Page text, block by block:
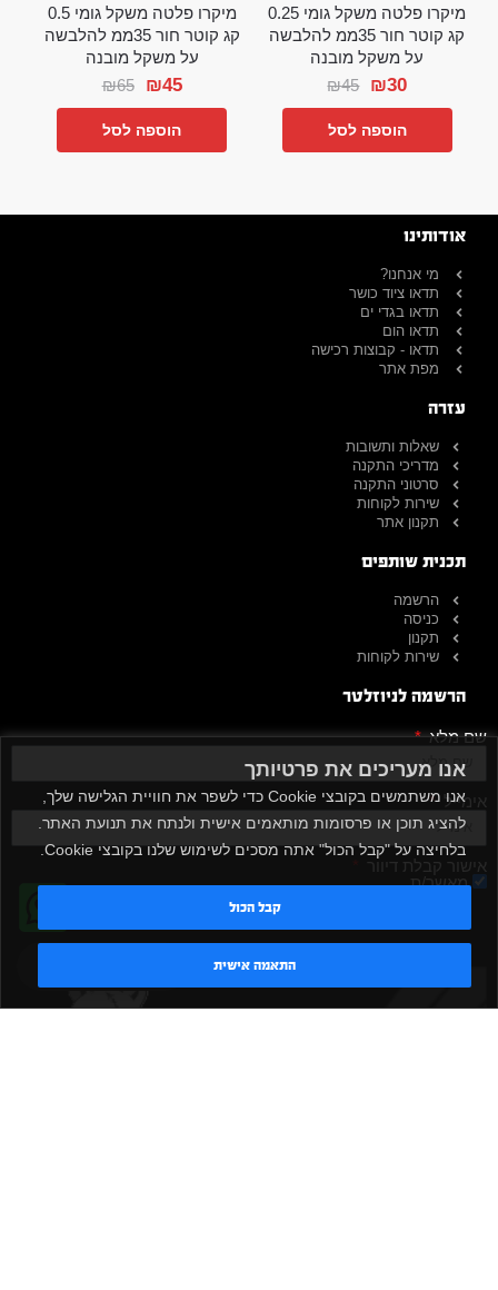
אנו מעריכים את פרטיותך
אנו משתמשים בקובצי Cookie כדי לשפר את חוויית הגלישה שלך,
להציג תוכן או פרסומות מותאמים אישית ולנתח את תנועת האתר.
בלחיצה על "קבל הכול" אתה מסכים לשימוש שלנו בקובצי Cookie.
התאמה אישית
קבל הכול
מיקרו פלטה משקל גומי 0.25
קג קוטר חור 35ממ להלבשה
על משקל מובנה
₪45 ₪30
הוספה לסל
מיקרו פלטה משקל גומי 0.5
קג קוטר חור 35ממ להלבשה
על משקל מובנה
₪65 ₪45
הוספה לסל
אודותינו
מי אנחנו?
תדאו ציוד כושר
תדאו בגדי ים
תדאו הום
תדאו - קבוצות רכישה
מפת אתר
עזרה
שאלות ותשובות
מדריכי התקנה
סרטוני התקנה
שירות לקוחות
תקנון אתר
תכנית שותפים
הרשמה
כניסה
תקנון
שירות לקוחות
הרשמה לניוזלטר
שם מלא
אימייל
אישור קבלת דיוור
מאשר/ת